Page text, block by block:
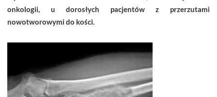
onkologii, u dorosłych pacjentów z przerzutami
nowotworowymi do kości.